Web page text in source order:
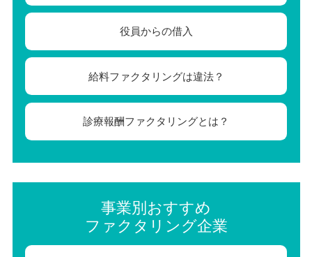
役員からの借入
給料ファクタリングは違法？
診療報酬ファクタリングとは？
事業別おすすめ
ファクタリング企業